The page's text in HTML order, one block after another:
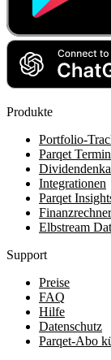
Produkte
Portfolio-
Parqet
Integrationen
Parqet
Finanzrechner
Elbstream
Support
Preise
FAQ
Hilfe
Datenschutz
Parqet-Abo